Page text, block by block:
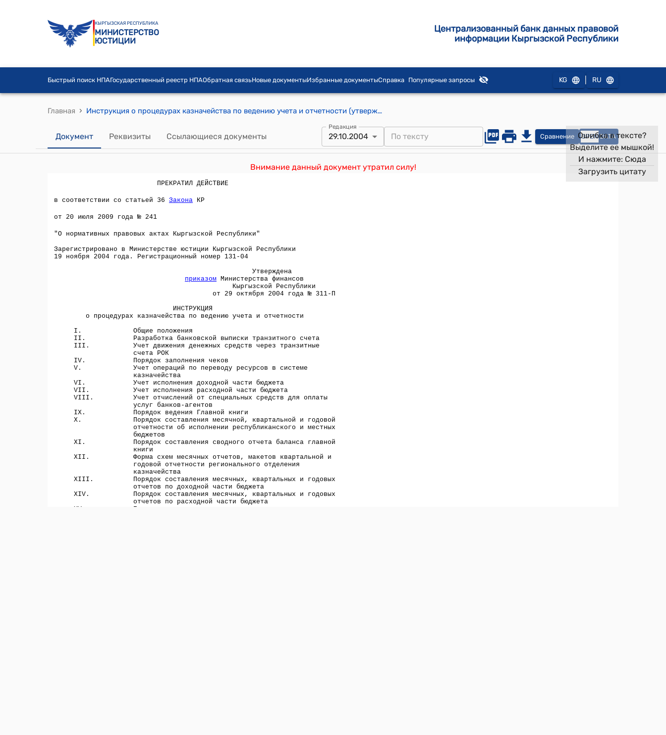
КЫРГЫЗСКАЯ РЕСПУБЛИКА
МИНИСТЕРСТВО
ЮСТИЦИИ
Централизованный банк данных правовой
информации Кыргызской Республики
Быстрый поиск НПАГосударственный реестр НПАОбратная связьНовые документыИзбранные документыСправка Популярные запросы KG RU
Главная › Инструкция о процедурах казначейства по ведению учета и отчетности (утверждена приказом Минфина КР от 29 октября 2004 года № 311-П)
Документ Реквизиты Ссылающиеся документы
Редакция
29.10.2004 Сравнение OPEN DATA
Внимание данный документ утратил силу!
Ошибка в тексте?
Выделите ее мышкой!
И нажмите: Сюда
Загрузить цитату